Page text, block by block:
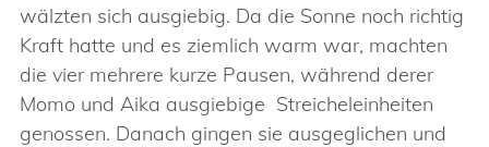
wälzten sich ausgiebig. Da die Sonne noch richtig
Kraft hatte und es ziemlich warm war, machten
die vier mehrere kurze Pausen, während derer
Momo und Aika ausgiebige Streicheleinheiten
genossen. Danach gingen sie ausgeglichen und